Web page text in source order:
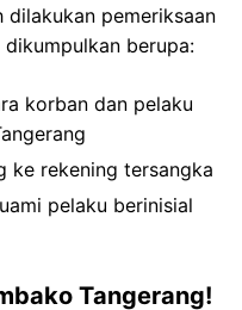
pemeriksaan
berupa:
korban dan pelaku
ke rekening tersangka
pelaku berinisial
Tangerang!